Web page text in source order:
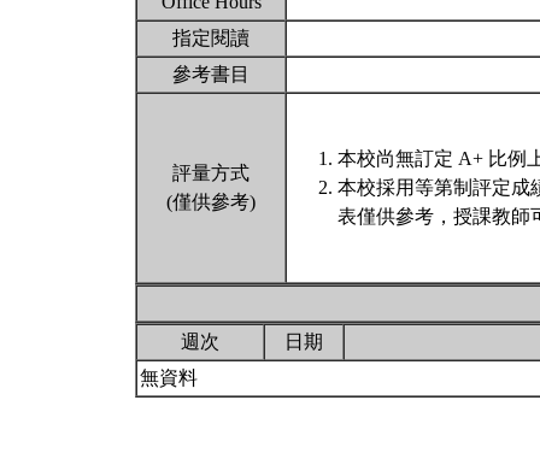
指定閱讀
參考書目
評量方式
(僅供參考)
本校尚無訂定 A+ 比例
本校採用等第制評定成
表僅供參考，授課教師
週次
日期
無資料